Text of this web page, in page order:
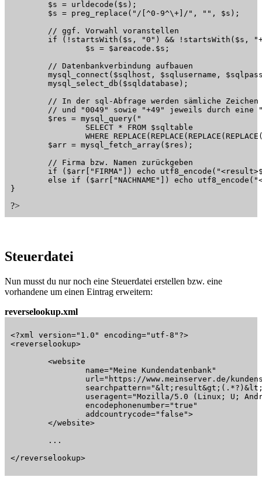
}
?>
Steuerdatei
Nun musst du nur noch eine Steuerdatei erstellen bzw. eine
vorhandene um einen Eintrag erweitern:
reverselookup.xml
<?xml version="1.0" encoding="utf-8"?>
<reverselookup>
</reverselookup>